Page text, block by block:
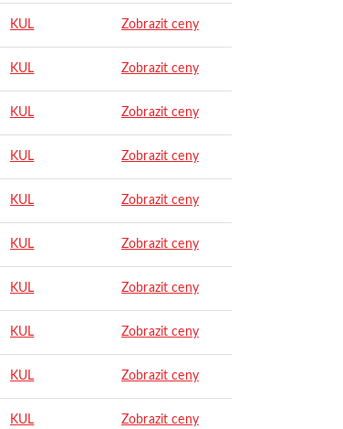
KUL Zobrazit ceny
KUL Zobrazit ceny
KUL Zobrazit ceny
KUL Zobrazit ceny
KUL Zobrazit ceny
KUL Zobrazit ceny
KUL Zobrazit ceny
KUL Zobrazit ceny
KUL Zobrazit ceny
KUL Zobrazit ceny